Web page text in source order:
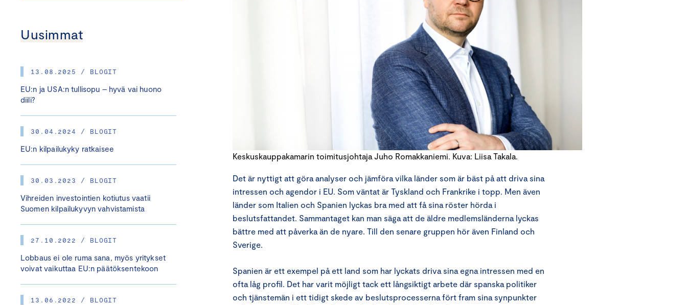
Uusimmat
13.08.2025 / BLOGIT
EU:n ja USA:n tullisopu – hyvä vai huono
diili?
30.04.2024 / BLOGIT
EU:n kilpailukyky ratkaisee
30.03.2023 / BLOGIT
Vihreiden investointien kotiutus vaatii
Suomen kilpailukyvyn vahvistamista
27.10.2022 / BLOGIT
Lobbaus ei ole ruma sana, myös yritykset
voivat vaikuttaa EU:n päätöksentekoon
13.06.2022 / BLOGIT
Keskuskauppakamarin toimitusjohtaja Juho Romakkaniemi. Kuva: Liisa Takala.
Det är nyttigt att göra analyser och jämföra vilka länder som är bäst på att driva sina
intressen och agendor i EU. Som väntat är Tyskland och Frankrike i topp. Men även
länder som Italien och Spanien lyckas bra med att få sina röster hörda i
beslutsfattandet. Sammantaget kan man säga att de äldre medlemsländerna lyckas
bättre med att påverka än de nyare. Till den senare gruppen hör även Finland och
Sverige.
Spanien är ett exempel på ett land som har lyckats driva sina egna intressen med en
ofta låg profil. Det har varit möjligt tack ett långsiktigt arbete där spanska politiker
och tjänstemän i ett tidigt skede av beslutsprocesserna fört fram sina synpunkter